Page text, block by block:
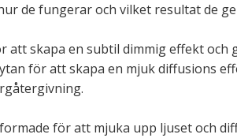
de fungerar och vilket resultat de
skapa en subtil dimmig effekt och
för att skapa en mjuk diffusions
för att mjuka upp ljuset och